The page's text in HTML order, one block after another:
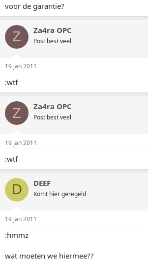
voor de garantie?
Z Za4ra OPC
Post best veel
19 jan 2011
:wtf
Z Za4ra OPC
Post best veel
19 jan 2011
:wtf
D DEEF
Komt hier geregeld
19 jan 2011
:hmmz
wat moeten we hiermee??